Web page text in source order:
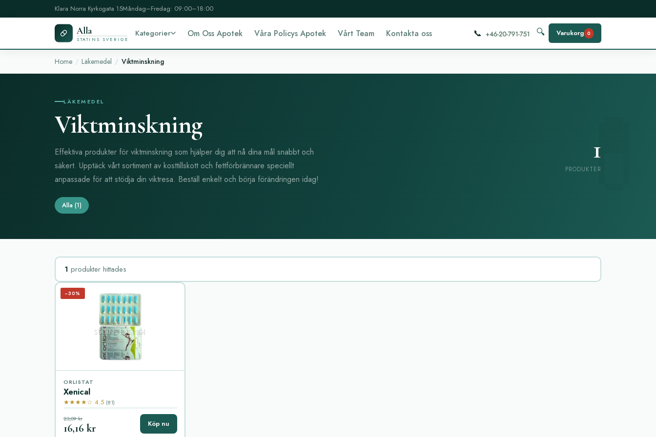
Klara Norra Kyrkogata 15Måndag–Fredag: 09:00–18:00
Alla
STATINS SVERIGE
Kategorier Om Oss Apotek Våra Policys Apotek Vårt Team Kontakta oss 📞 🔍 Varukorg 0
Home Läkemedel Viktminskning
LÄKEMEDEL
Viktminskning
Effektiva produkter för viktminskning som hjälper dig att nå dina mål snabbt och
säkert. Upptäck vårt sortiment av kosttillskott och fettförbrännare speciellt
anpassade för att stödja din viktresa. Beställ enkelt och börja förändringen idag!
Alla (1)
1
PRODUKTER
1 produkter hittades
−30%
ORLISTAT
Xenical
★★★★☆ 4.5 (81)
23,09 kr
16,16 kr Köp nu